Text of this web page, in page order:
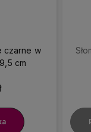
czarne w
cm